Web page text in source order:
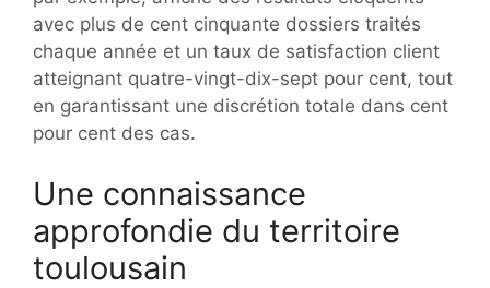
avec plus de cent cinquante dossiers traités
chaque année et un taux de satisfaction client
atteignant quatre-vingt-dix-sept pour cent, tout
en garantissant une discrétion totale dans cent
pour cent des cas.
Une connaissance
approfondie du territoire
toulousain